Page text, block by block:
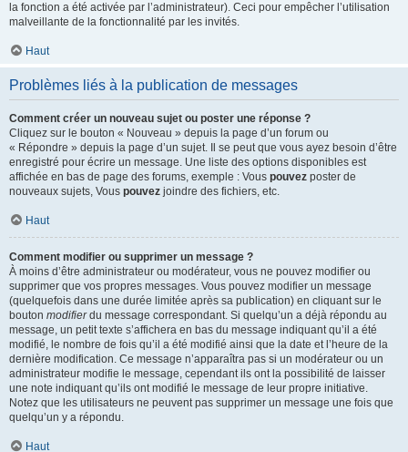
la fonction a été activée par l’administrateur). Ceci pour empêcher l’utilisation
malveillante de la fonctionnalité par les invités.
Haut
Problèmes liés à la publication de messages
Comment créer un nouveau sujet ou poster une réponse ?
Cliquez sur le bouton « Nouveau » depuis la page d’un forum ou
« Répondre » depuis la page d’un sujet. Il se peut que vous ayez besoin d’être
enregistré pour écrire un message. Une liste des options disponibles est
affichée en bas de page des forums, exemple : Vous pouvez poster de
nouveaux sujets, Vous pouvez joindre des fichiers, etc.
Haut
Comment modifier ou supprimer un message ?
À moins d’être administrateur ou modérateur, vous ne pouvez modifier ou
supprimer que vos propres messages. Vous pouvez modifier un message
(quelquefois dans une durée limitée après sa publication) en cliquant sur le
bouton modifierdu message correspondant. Si quelqu’un a déjà répondu au
message, un petit texte s’affichera en bas du message indiquant qu’il a été
modifié, le nombre de fois qu’il a été modifié ainsi que la date et l’heure de la
dernière modification. Ce message n’apparaîtra pas si un modérateur ou un
administrateur modifie le message, cependant ils ont la possibilité de laisser
une note indiquant qu’ils ont modifié le message de leur propre initiative.
Notez que les utilisateurs ne peuvent pas supprimer un message une fois que
quelqu’un y a répondu.
Haut